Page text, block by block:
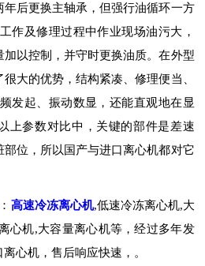
后更换主轴承，但强行油循环一方
作及修理过程中作业现场油污大，
以控制，并守时更换油质。在外型
大的优势，结构紧凑、修理便当、
发起、振动数显，还能直观地在显
上参数对比中，关键的部件是差速
位，所以国产与进口离心机都对它
高速冷冻离心机,低速冷冻离心机,大
心机,大容量离心机等，经过多年发
心机，售后响应快速，。